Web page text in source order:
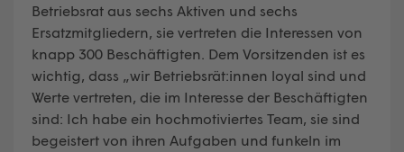
Betriebsrat aus sechs Aktiven und sechs
Ersatzmitgliedern, sie vertreten die Interessen von
knapp 300 Beschäftigten. Dem Vorsitzenden ist es
wichtig, dass „wir Betriebsrät:innen loyal sind und
Werte vertreten, die im Interesse der Beschäftigten
sind: Ich habe ein hochmotiviertes Team, sie sind
begeistert von ihren Aufgaben und funkeln im